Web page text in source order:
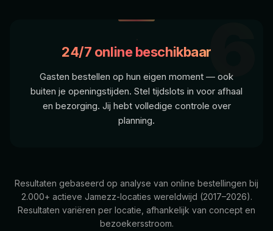
6
24/7 online beschikbaar
Gasten bestellen op hun eigen moment — ook
buiten je openingstijden. Stel tijdslots in voor afhaal
en bezorging. Jij hebt volledige controle over
planning.
Resultaten gebaseerd op analyse van online bestellingen bij
2.000+ actieve Jamezz-locaties wereldwijd (2017–2026).
Resultaten variëren per locatie, afhankelijk van concept en
bezoekersstroom.